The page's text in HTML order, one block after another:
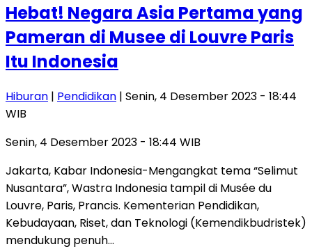
Hebat! Negara Asia Pertama yang
Pameran di Musee di Louvre Paris
Itu Indonesia
Hiburan | Pendidikan | Senin, 4 Desember 2023 - 18:44
WIB
Senin, 4 Desember 2023 - 18:44 WIB
Jakarta, Kabar Indonesia-Mengangkat tema “Selimut
Nusantara”, Wastra Indonesia tampil di Musée du
Louvre, Paris, Prancis. Kementerian Pendidikan,
Kebudayaan, Riset, dan Teknologi (Kemendikbudristek)
mendukung penuh…